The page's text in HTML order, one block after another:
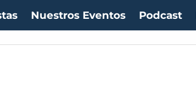
Nuestros Eventos Podcast